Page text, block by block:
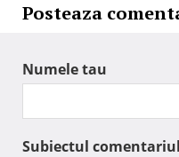
Posteaza
Numele tau
Subiectul